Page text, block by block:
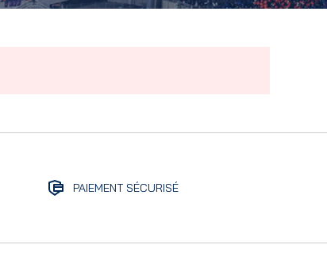
PAIEMENT SÉCURISÉ